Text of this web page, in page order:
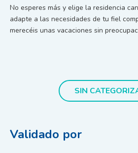
No esperes más y elige la residencia
adapte a las necesidades de tu fiel
merecéis unas vacaciones sin
SIN
Validado por